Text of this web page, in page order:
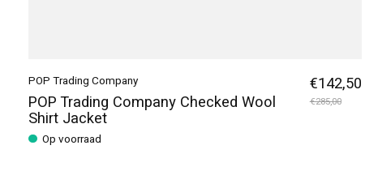
POP Trading Company
POP Trading Company Checked Wool
Shirt Jacket
Op voorraad
€142,50
€285,00